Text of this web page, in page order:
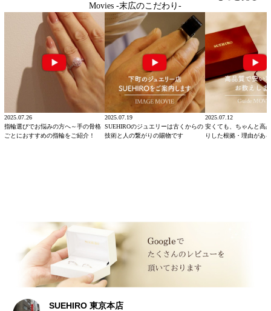
Movies -末広のこだわり-
2025.07.26
指輪選びでお悩みの方へ～手の骨格
ごとにおすすめの指輪をご紹介！
2025.07.19
SUEHIROのジュエリーは古くからの
技術と人の繋がりの賜物です
2025.07.12
安くても、ちゃんと高
りした根拠・理由があ
SUEHIRO 東京本店